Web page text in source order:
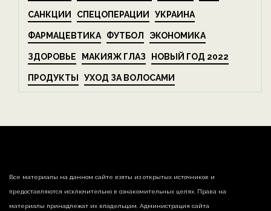
САНКЦИИ СПЕЦОПЕРАЦИИ УКРАИНА
ФАРМАЦЕВТИКА ФУТБОЛ ЭКОНОМИКА
ЗДОРОВЬЕ МАКИЯЖ ГЛАЗ НОВЫЙ ГОД 2022
ПРОДУКТЫ УХОД ЗА ВОЛОСАМИ
Все материалы на данном сайте взяты из открытых источников и
предоставляются исключительно в ознакомительных целях. Права на
материалы принадлежат их владельцам. Администрация сайта